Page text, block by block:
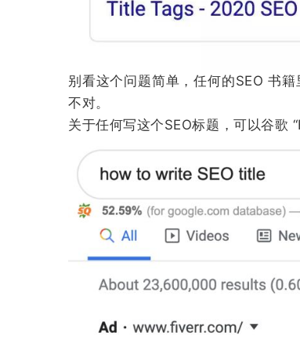
别看这个问题简单，任何的SEO 书
不对。
关于任何写这个SEO标题，可以谷